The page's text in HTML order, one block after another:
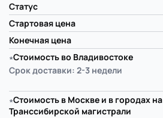
Статус
Стартовая цена
Конечная цена
∗Стоимость во Владивостоке
Срок доставки: 2-3 недели
∗Стоимость в Москве и в городах на
Транссибирской магистрали